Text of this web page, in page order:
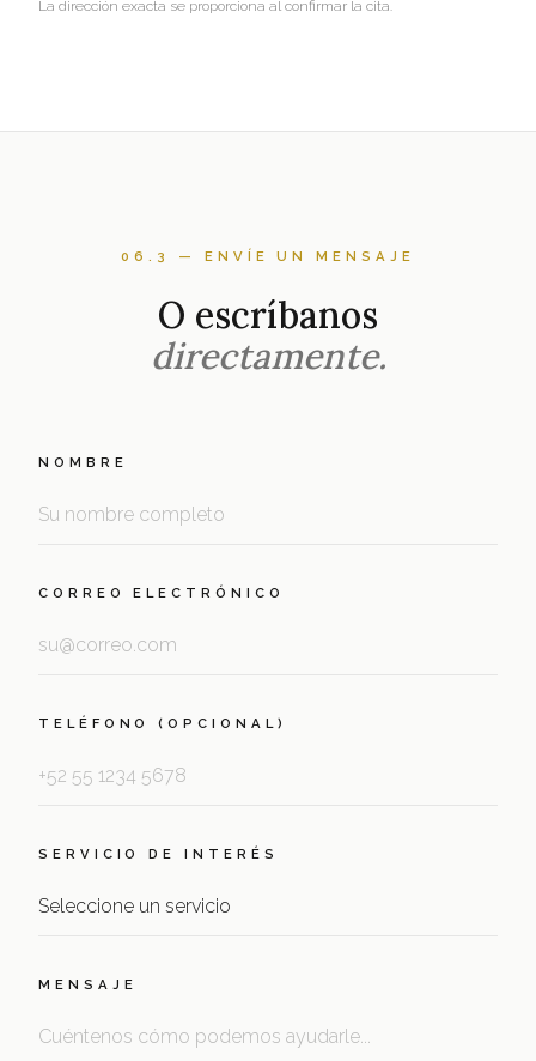
La dirección exacta se proporciona al confirmar la cita.
06.3 — ENVÍE UN MENSAJE
O escríbanos
directamente.
NOMBRE
CORREO ELECTRÓNICO
TELÉFONO (OPCIONAL)
SERVICIO DE INTERÉS
MENSAJE